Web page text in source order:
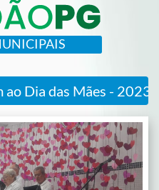
ao Dia das Mães - 2023